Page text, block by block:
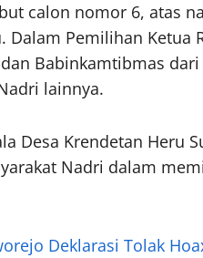
calon nomor 6, atas
Dalam Pemilihan Ketua
Babinkamtibmas
lainnya.
Desa Krendetan Heru
Nadri dalam
Deklarasi Tolak